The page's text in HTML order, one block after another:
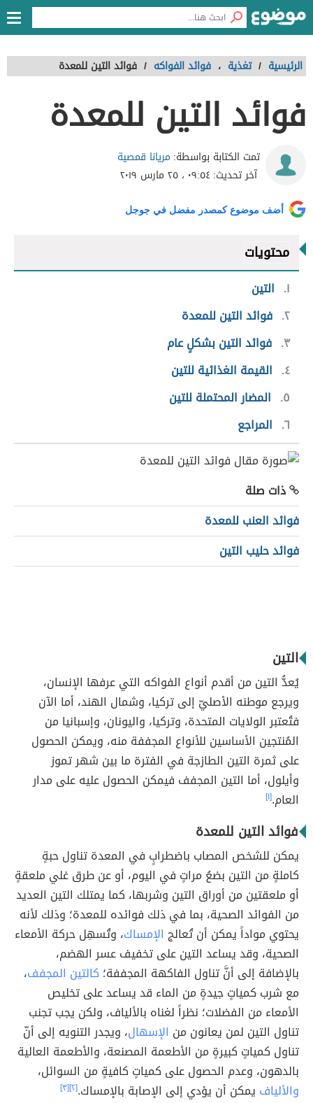
الرئيسية / تغذية ، فوائد الفواكه / فوائد التين للمعدة
فوائد التين للمعدة
تمت الكتابة بواسطة: مريانا قمصية
آخر تحديث:٠٩:٥٤ ، ٢٥ مارس ٢٠١٩
أضف موضوع كمصدر مفضل في جوجل
محتويات
١
التين
٢ فوائد التين للمعدة
٣ فوائد التين بشكلٍ عام
٤
القيمة الغذائية للتين
٥
المضار المحتملة للتين
٦ المراجع
ذات صلة
فوائد العنب للمعدة
فوائد حليب التين
التين
يُعدُّ التين من أقدم أنواع الفواكه التي عرفها الإنسان،
ويرجع موطنه الأصليّ إلى تركيا، وشمال الهند، أما الآن
فتُعتبر الولايات المتحدة، وتركيا، واليونان، وإسبانيا من
المُنتجين الأساسين للأنواع المجففة منه، ويمكن الحصول
على ثمرة التين الطازجة في الفترة ما بين شهر تموز
وأيلول، أما التين المجفف فيمكن الحصول عليه على مدار
العام.[١]
فوائد التين للمعدة
يمكن للشخص المصاب باضطرابٍ في المعدة تناول حبةٍ
كاملةٍ من التين بضعُ مراتٍ في اليوم، أو عن طرق غلي ملعقةٍ
أو ملعقتين من أوراق التين وشربها، كما يمتلك التين العديد
من الفوائد الصحية، بما في ذلك فوائده للمعدة؛ وذلك لأنه
يحتوي مواداً يمكن أن تُعالج الإمساك، وتُسهِل حركة الأمعاء
الصحية، وقد يساعد التين على تخفيف عسر الهضم،
بالإضافة إلى أنَّ تناول الفاكهة المجففة؛ كالتين المجفف،
مع شرب كمياتٍ جيدةٍ من الماء قد يساعد على تخليص
الأمعاء من الفضلات؛ نظراً لغناه بالألياف، ولكن يجب تجنب
تناول التين لمن يعانون من الإسهال، ويجدر التنويه إلى أنّ
تناول كمياتٍ كبيرةٍ من الأطعمة المصنعة، والأطعمة العالية
بالدهون، وعدم الحصول على كمياتٍ كافيةٍ من السوائل،
والألياف يمكن أن يؤدي إلى الإصابة بالإمساك.[٢] [٣]